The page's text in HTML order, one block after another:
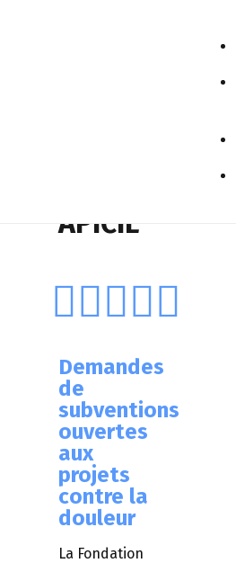
APICIL
Demandes
de
subventions
ouvertes
aux
projets
contre la
douleur
La Fondation